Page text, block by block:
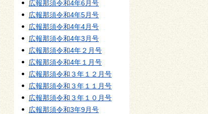
広報那須令和4年6月号
広報那須令和4年5月号
広報那須令和4年4月号
広報那須令和4年3月号
広報那須令和4年２月号
広報那須令和4年１月号
広報那須令和３年１２月号
広報那須令和３年１１月号
広報那須令和３年１０月号
広報那須令和3年9月号